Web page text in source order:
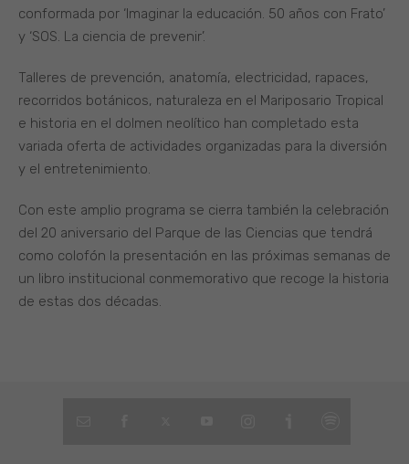
conformada por ‘Imaginar la educación. 50 años con Frato’
y ‘SOS. La ciencia de prevenir’.
Talleres de prevención, anatomía, electricidad, rapaces,
recorridos botánicos, naturaleza en el Mariposario Tropical
e historia en el dolmen neolítico han completado esta
variada oferta de actividades organizadas para la diversión
y el entretenimiento.
Con este amplio programa se cierra también la celebración
del 20 aniversario del Parque de las Ciencias que tendrá
como colofón la presentación en las próximas semanas de
un libro institucional conmemorativo que recoge la historia
de estas dos décadas.